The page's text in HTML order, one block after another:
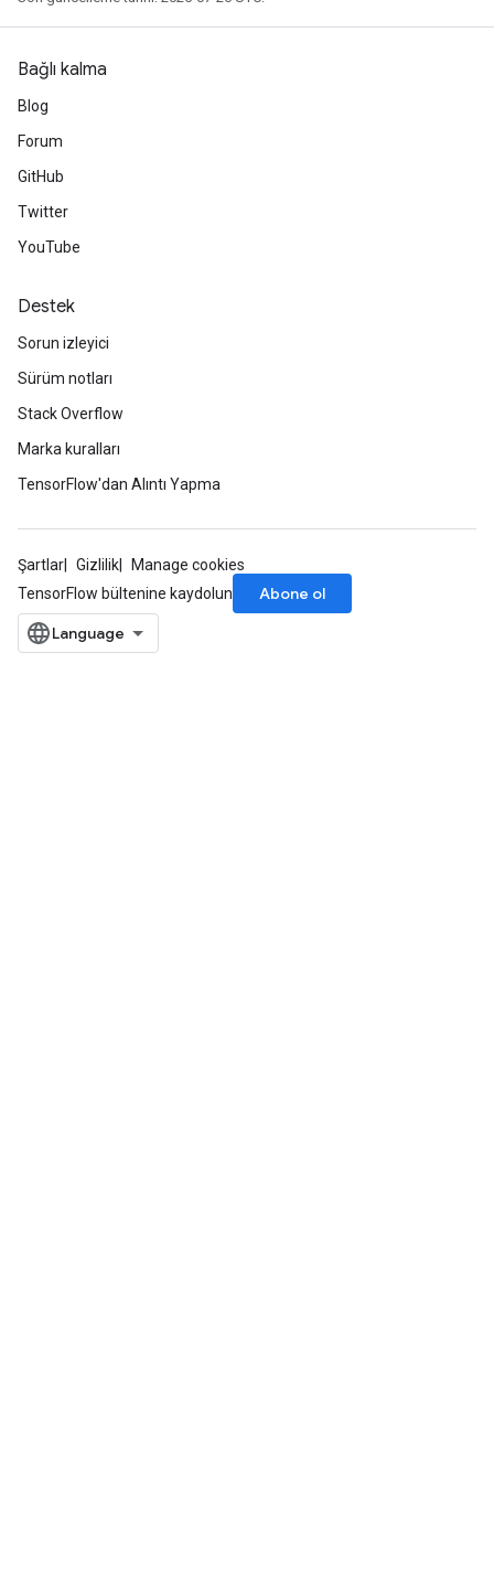
Bağlı kalma
Blog
Forum
GitHub
Twitter
YouTube
Destek
Sorun izleyici
Sürüm notları
Stack Overflow
Marka kuralları
TensorFlow'dan Alıntı Yapma
Şartlar Gizlilik
Manage cookies
TensorFlow bültenine kaydolun
Abone ol